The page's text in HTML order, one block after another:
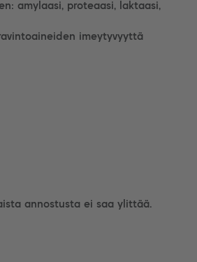
amylaasi, proteaasi, laktaasi,
imeytyvyyttä
annostusta ei saa ylittää.